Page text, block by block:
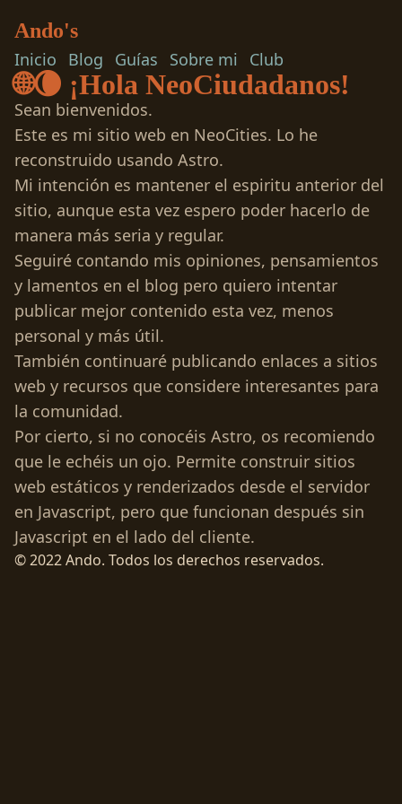
Ando's
Inicio Blog Guías Sobre mi Club
🌐🌘 ¡Hola NeoCiudadanos!
Sean bienvenidos.
Este es mi sitio web en NeoCities. Lo he
reconstruido usando Astro.
Mi intención es mantener el espiritu anterior del
sitio, aunque esta vez espero poder hacerlo de
manera más seria y regular.
Seguiré contando mis opiniones, pensamientos
y lamentos en el blog pero quiero intentar
publicar mejor contenido esta vez, menos
personal y más útil.
También continuaré publicando enlaces a sitios
web y recursos que considere interesantes para
la comunidad.
Por cierto, si no conocéis Astro, os recomiendo
que le echéis un ojo. Permite construir sitios
web estáticos y renderizados desde el servidor
en Javascript, pero que funcionan después sin
Javascript en el lado del cliente.
© 2022 Ando. Todos los derechos reservados.